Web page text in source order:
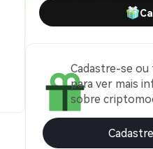
Cadastre-se ou
para ver mais
sobre